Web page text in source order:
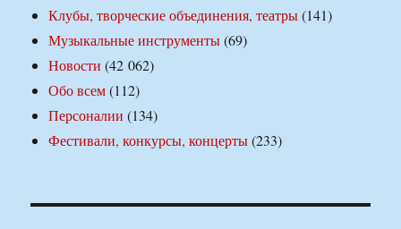
Клубы, творческие объединения, театры(141)
Музыкальные инструменты(69)
Новости (42 062)
Обо всем(112)
Персоналии (134)
Фестивали, конкурсы, концерты(233)